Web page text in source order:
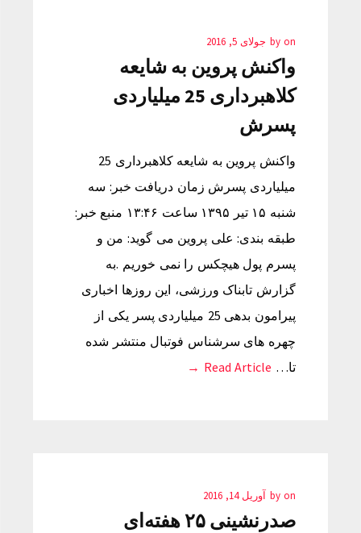
by on جولای 5, 2016
واکنش پروین به شایعه
کلاهبرداری 25 میلیاردی
پسرش
واکنش پروین به شایعه کلاهبرداری 25
میلیاردی پسرش زمان دریافت خبر: سه
شنبه ۱۵ تیر ۱۳۹۵ ساعت ۱۳:۴۶ منبع خبر:
طبقه بندی: علی پروین می گوید: من و
پسرم پول هیچکس را نمی خوریم .به
گزارش تابناک ورزشی، این روزها اخباری
پیرامون بدهی 25 میلیاردی پسر یکی از
چهره های سرشناس فوتبال منتشر شده
تا… Read Article →
by on آوریل 14, 2016
صدرنشینی ۲۵ هفته‌ای